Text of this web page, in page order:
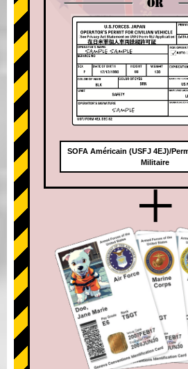
OR
SOFA Américain (USFJ 4EJ)/
Militaire
+